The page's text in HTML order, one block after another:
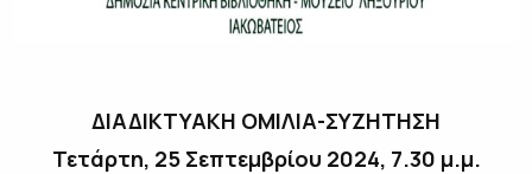
ΔΙΑΔΙΚΤΥΑΚΗ ΟΜΙΛΙΑ-ΣΥΖΗΤΗΣΗ
Τετάρτη, 25 Σεπτεμβρίου 2024, 7.30 μ.μ.